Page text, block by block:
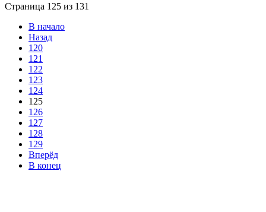
Страница 125 из 131
В начало
Назад
120
121
122
123
124
125
126
127
128
129
Вперёд
В конец